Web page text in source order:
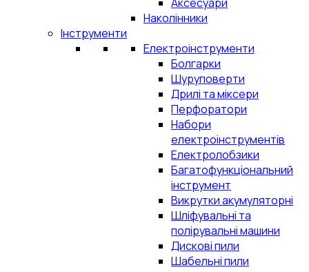
Наколінники
Інструменти
Електроінструменти
Болгарки
Шуруповерти
Дрилі та міксери
Перфоратори
Набори
електроінструментів
Електролобзики
Багатофункціональний
інструмент
Викрутки акумуляторні
Шліфувальні та
полірувальні машини
Дискові пили
Шабельні пили